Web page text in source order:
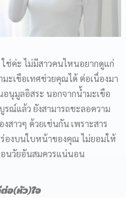
ใช่ค่ะ ไม่มีสาวคนไหนอยากดูแก่
ะเขือเทศช่วยคุณได้ ต่อเนื่องมา
นุมูลอิสระ นอกจากน้ำมะเขือ
รณ์แล้ว ยังสามารถชะลอความ
สาวๆ ด้วยเช่นกัน เพราะสาร
องบนใบหน้าของคุณ ไม่ยอมให้
นวัยอันสมควรแน่นอน
อ(หัว)ใจ